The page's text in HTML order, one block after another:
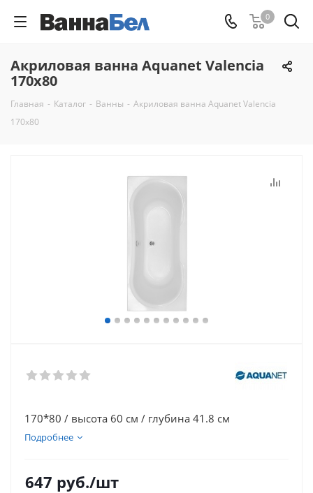
0
Акриловая ванна Aquanet Valencia
170x80
Главная - Каталог - Ванны - Акриловая ванна Aquanet Valencia
170x80
170*80 / высота 60 см / глубина 41.8 см
Подробнее
647 руб./шт